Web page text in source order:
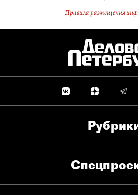
Правила размещения